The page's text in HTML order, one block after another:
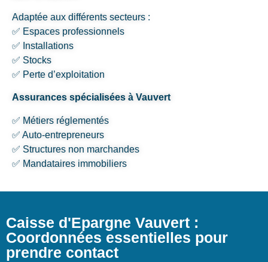
Adaptée aux différents secteurs :
✅ Espaces professionnels
✅ Installations
✅ Stocks
✅ Perte d’exploitation
Assurances spécialisées à Vauvert
✅ Métiers réglementés
✅ Auto-entrepreneurs
✅ Structures non marchandes
✅ Mandataires immobiliers
Caisse d'Epargne Vauvert :
Coordonnées essentielles pour
prendre contact